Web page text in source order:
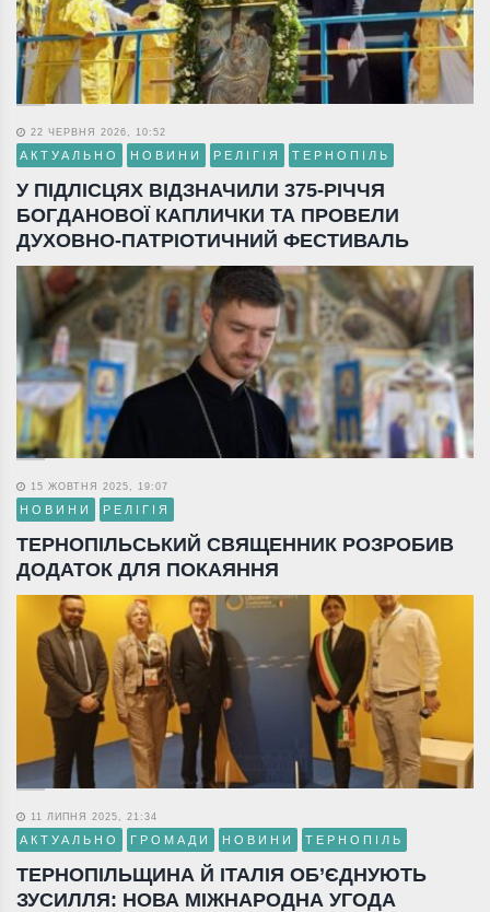
22 ЧЕРВНЯ 2026, 10:52
АКТУАЛЬНО НОВИНИ РЕЛІГІЯ ТЕРНОПІЛЬ
У ПІДЛІСЦЯХ ВІДЗНАЧИЛИ 375-РІЧЧЯ
БОГДАНОВОЇ КАПЛИЧКИ ТА ПРОВЕЛИ
ДУХОВНО-ПАТРІОТИЧНИЙ ФЕСТИВАЛЬ
15 ЖОВТНЯ 2025, 19:07
НОВИНИ РЕЛІГІЯ
ТЕРНОПІЛЬСЬКИЙ СВЯЩЕННИК РОЗРОБИВ
ДОДАТОК ДЛЯ ПОКАЯННЯ
11 ЛИПНЯ 2025, 21:34
АКТУАЛЬНО ГРОМАДИ НОВИНИ ТЕРНОПІЛЬ
ТЕРНОПІЛЬЩИНА Й ІТАЛІЯ ОБ’ЄДНУЮТЬ
ЗУСИЛЛЯ: НОВА МІЖНАРОДНА УГОДА